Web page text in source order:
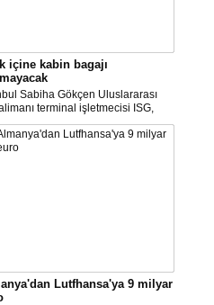
içine kabin bagajı
Sabiha Gökçen Uluslararası
terminal işletmecisi ISG,
başlayacak iç hat uçuşlarında
içerisine kabin bagajı kabul
duyurdu.
Lutfhansa'ya 9 milyar